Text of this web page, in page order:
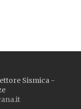
Sismica -